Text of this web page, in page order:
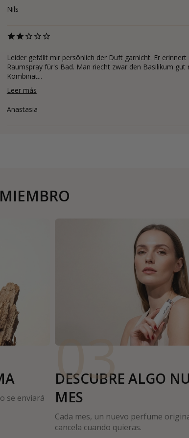
Nils
Leider gefällt mir persönlich der Duft garnicht. Er erinnert
Raumspray für's Bad. Man riecht zwar den Basilikum gut
Kombinat...
Leer más
Anastasia
se enviará
03
DESCUBRE ALGO
MES
Cada mes, un nuevo perfume
cancela cuando quieras.